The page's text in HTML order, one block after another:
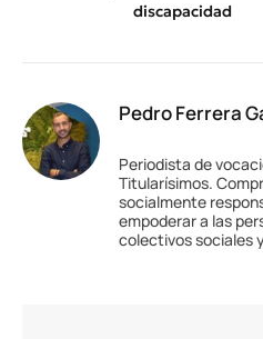
discapacidad
Pedro Ferrera
Periodista de
Titularísimos.
socialmente
empoderar a las
colectivos sociales